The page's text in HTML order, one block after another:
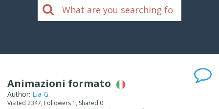
Animazioni formato
Author: Lia G.
Visited 2347, Followers 1, Shared 0